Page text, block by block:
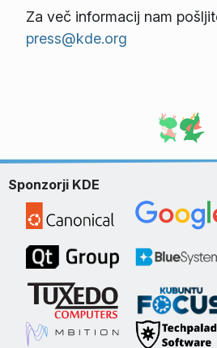
Za več informacij nam
press@kde.org
Sponzorji KDE